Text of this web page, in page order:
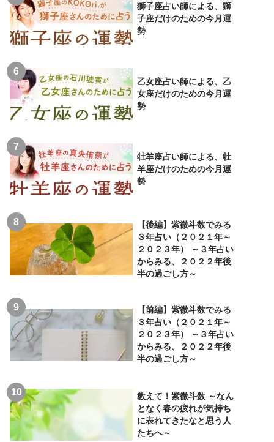
獅子座占い師による、獅
子座だけのための今月運
勢
乙女座占い師による、乙
女座だけのための今月運
勢
牡羊座占い師による、牡
羊座だけのための今月運
勢
【後編】紫微斗数でみる
３年占い（２０２１年～
２０２３年） ～３年占い
からみる、２０２２年後
半の過ごし方～
【前編】紫微斗数でみる
３年占い（２０２１年～
２０２３年） ～３年占い
からみる、２０２２年後
半の過ごし方～
教えて！紫微斗数 ～なん
となく春の疲れが気持ち
に表れてきたなと思う人
たちへ～